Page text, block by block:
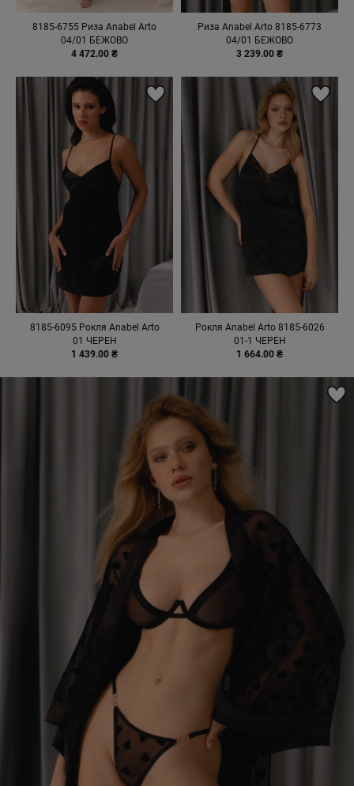
8185-6755 Риза Anabel Arto
04/01 БЕЖОВО
4 472.00 ₴
Риза Anabel Arto 8185-6773
04/01 БЕЖОВО
3 239.00 ₴
8185-6095 Рокля Anabel Arto
01 ЧЕРЕН
1 439.00 ₴
Рокля Anabel Arto 8185-6026
01-1 ЧЕРЕН
1 664.00 ₴